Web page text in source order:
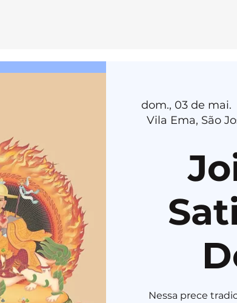
dom., 03 de mai.
Vila Ema, São
Nessa prece